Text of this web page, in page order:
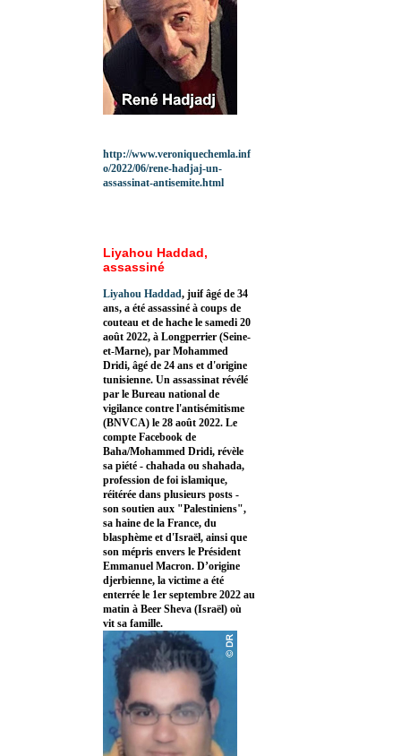
http://www.veroniquechemla.inf
o/2022/06/rene-hadjaj-un-
assassinat-antisemite.html
Liyahou Haddad,
assassiné
Liyahou Haddad, juif âgé de 34
ans, a été assassiné à coups de
couteau et de hache le samedi 20
août 2022, à Longperrier (Seine-
et-Marne), par Mohammed
Dridi, âgé de 24 ans et d'origine
tunisienne. Un assassinat révélé
par le Bureau national de
vigilance contre l'antisémitisme
(BNVCA) le 28 août 2022. Le
compte Facebook de
Baha/Mohammed Dridi, révèle
sa piété - chahada ou shahada,
profession de foi islamique,
réitérée dans plusieurs posts -
son soutien aux "Palestiniens",
sa haine de la France, du
blasphème et d'Israël, ainsi que
son mépris envers le Président
Emmanuel Macron. D’origine
djerbienne, la victime a été
enterrée le 1er septembre 2022 au
matin à Beer Sheva (Israël) où
vit sa famille.